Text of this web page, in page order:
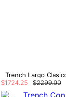
$2299.00
$1724.25